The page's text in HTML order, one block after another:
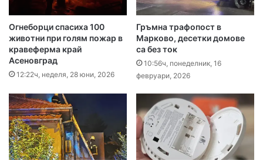
Огнеборци спасиха 100
животни при голям пожар в
кравеферма край
Асеновград
12:22ч, неделя, 28 юни, 2026
Гръмна трафопост в
Марково, десетки домове
са без ток
10:56ч, понеделник, 16
февруари, 2026